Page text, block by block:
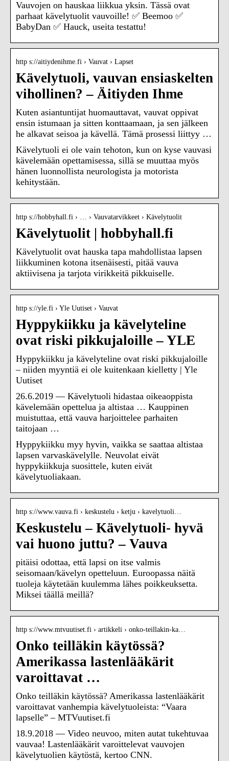
Vauvojen on hauskaa liikkua yksin. Tässä ovat
parhaat kävelytuolit vauvoille! ✅ Beemoo ✅
BabyDan ✅ Hauck, useita testattu!
http s://aitiydenihme.fi › Vauvat › Lapset
Kävelytuoli, vauvan ensiaskelten
vihollinen? – Äitiyden Ihme
Kuten asiantuntijat huomauttavat, vauvat oppivat
ensin istumaan ja sitten konttaamaan, ja sen jälkeen
he alkavat seisoa ja kävellä. Tämä prosessi liittyy …
Kävelytuoli ei ole vain tehoton, kun on kyse vauvasi
kävelemään opettamisessa, sillä se muuttaa myös
hänen luonnollista neurologista ja motorista
kehitystään.
http s://hobbyhall.fi › … › Vauvatarvikkeet › Kävelytuolit
Kävelytuolit | hobbyhall.fi
Kävelytuolit ovat hauska tapa mahdollistaa lapsen
liikkuminen kotona itsenäisesti, pitää vauva
aktiivisena ja tarjota virikkeitä pikkuiselle.
http s://yle.fi › Yle Uutiset › Vauvat
Hyppykiikku ja kävelyteline
ovat riski pikkujaloille – YLE
Hyppykiikku ja kävelyteline ovat riski pikkujaloille
– niiden myyntiä ei ole kuitenkaan kielletty | Yle
Uutiset
26.6.2019 — Kävelytuoli hidastaa oikeaoppista
kävelemään opettelua ja altistaa … Kauppinen
muistuttaa, että vauva harjoittelee parhaiten
taitojaan …
Hyppykiikku myy hyvin, vaikka se saattaa altistaa
lapsen varvaskävelylle. Neuvolat eivät
hyppykiikkuja suosittele, kuten eivät
kävelytuoliakaan.
http s://www.vauva.fi › keskustelu › ketju › kavelytuoli…
Keskustelu – Kävelytuoli- hyvä
vai huono juttu? – Vauva
pitäisi odottaa, että lapsi on itse valmis
seisomaan/kävelyn opetteluun. Euroopassa näitä
tuoleja käytetään kuulemma lähes poikkeuksetta.
Miksei täällä meillä?
http s://www.mtvuutiset.fi › artikkeli › onko-teillakin-ka…
Onko teilläkin käytössä?
Amerikassa lastenlääkärit
varoittavat …
Onko teilläkin käytössä? Amerikassa lastenlääkärit
varoittavat vanhempia kävelytuoleista: “Vaara
lapselle” – MTVuutiset.fi
18.9.2018 — Video neuvoo, miten autat tukehtuvaa
vauvaa! Lastenlääkärit varoittelevat vauvojen
kävelytuolien käytöstä, kertoo CNN.